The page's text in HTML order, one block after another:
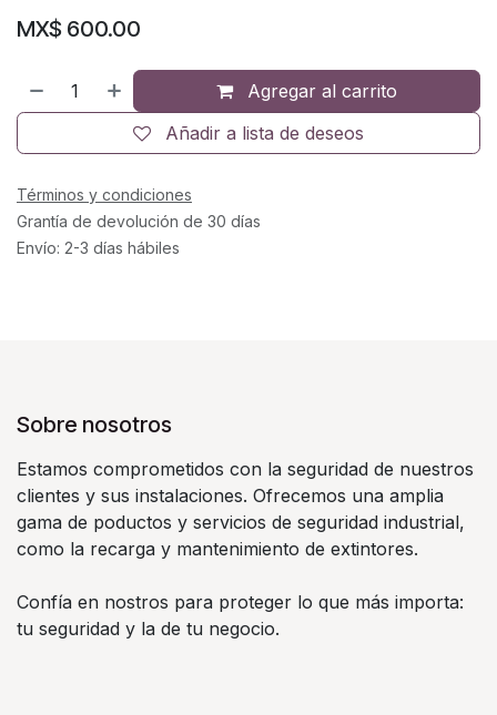
MX$ 600.00
Agregar al carrito
Añadir a lista de deseos
Términos y condiciones
Grantía de devolución de 30 días
Envío: 2-3 días hábiles
Sobre nosotros
Estamos comprometidos con la seguridad de nuestros
clientes y sus instalaciones. Ofrecemos una amplia
gama de poductos y servicios de seguridad industrial,
como la recarga y mantenimiento de extintores.
Confía en nostros para proteger lo que más importa:
tu seguridad y la de tu negocio.